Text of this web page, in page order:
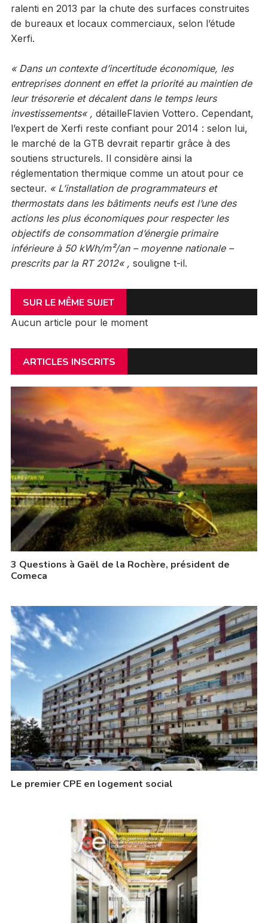
ralenti en 2013 par la chute des surfaces construites
de bureaux et locaux commerciaux, selon l’étude
Xerfi.
« Dans un contexte d’incertitude économique, les
entreprises donnent en effet la priorité au maintien de
leur trésorerie et décalent dans le temps leurs
investissements« , détailleFlavien Vottero. Cependant,
l’expert de Xerfi reste confiant pour 2014 : selon lui,
le marché de la GTB devrait repartir grâce à des
soutiens structurels. Il considère ainsi la
réglementation thermique comme un atout pour ce
secteur. « L’installation de programmateurs et
thermostats dans les bâtiments neufs est l’une des
actions les plus économiques pour respecter les
objectifs de consommation d’énergie primaire
inférieure à 50 kWh/m²/an – moyenne nationale –
prescrits par la RT 2012« , souligne t-il.
SUR LE MÊME SUJET
Aucun article pour le moment
ARTICLES INSCRITS
3 Questions à Gaël de la Rochère, président de
Comeca
Le premier CPE en logement social